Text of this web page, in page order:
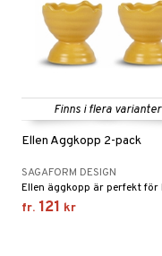
Finns i flera varianter
Ellen Äggkopp 2-pack
SAGAFORM DESIGN
fr. 121 kr